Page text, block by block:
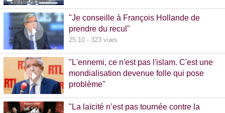
"Je conseille à François Hollande de
prendre du recul"
25:10 - 323 vues
"L'ennemi, ce n'est pas l'islam. C'est une
mondialisation devenue folle qui pose
problème"
"La laïcité n’est pas tournée contre la